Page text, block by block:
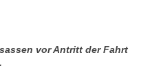
vor Antritt der Fahrt